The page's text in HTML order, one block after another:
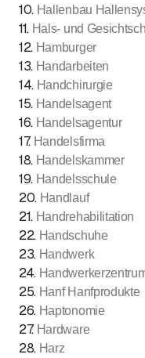
10. Hallenbau
11. Hals- und
12. Hamburger
13. Handarbeiten
14. Handchirurgie
15. Handelsagent
16. Handelsagentur
17. Handelsfirma
18. Handelskammer
19. Handelsschule
20. Handlauf
21. Handrehabilitation
22. Handschuhe
23. Handwerk
24.
25. Hanf Hanfprodukte
26. Haptonomie
27. Hardware
28. Harz